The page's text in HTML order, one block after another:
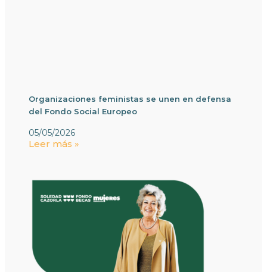
Organizaciones feministas se unen en defensa
del Fondo Social Europeo
05/05/2026
Leer más »